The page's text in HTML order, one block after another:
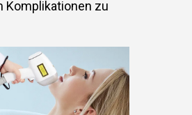
Komplikationen zu